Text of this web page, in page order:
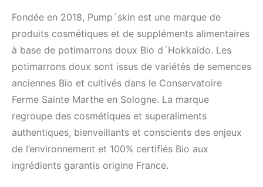
Fondée en 2018, Pump´skin est une marque de
produits cosmétiques et de suppléments alimentaires
à base de potimarrons doux Bio d´Hokkaïdo. Les
potimarrons doux sont issus de variétés de semences
anciennes Bio et cultivés dans le Conservatoire
Ferme Sainte Marthe en Sologne. La marque
regroupe des cosmétiques et superaliments
authentiques, bienveillants et conscients des enjeux
de l’environnement et 100% certifiés Bio aux
ingrédients garantis origine France.